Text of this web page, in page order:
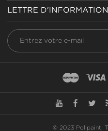
LETTRE
© 2023 Polipaint.